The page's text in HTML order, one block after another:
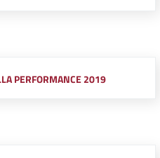
PERFORMANCE 2019